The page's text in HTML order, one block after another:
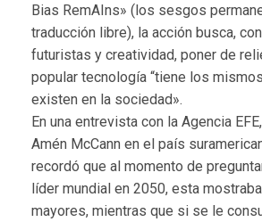
Bias RemAIns» (los sesgos
traducción libre), la acción busca,
futuristas y creatividad, poner de
popular tecnología “tiene los
existen en la sociedad».
En una entrevista con la Agencia
Amén McCann en el país
recordó que al momento de
líder mundial en 2050, esta
mayores, mientras que si se le